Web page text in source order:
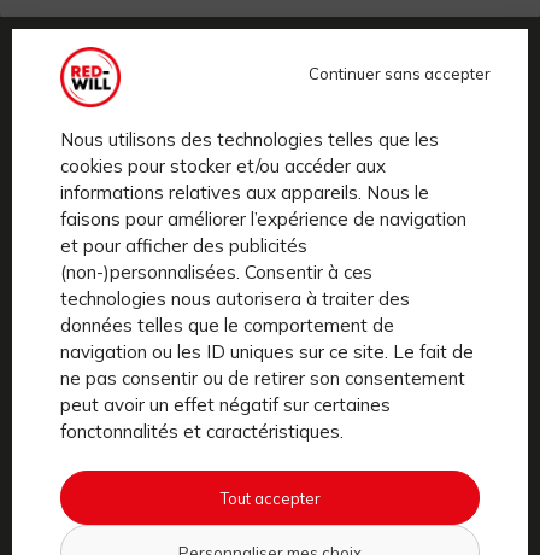
Nous utilisons des technologies telles que les
cookies pour stocker et/ou accéder aux
informations relatives aux appareils. Nous le
faisons pour améliorer l’expérience de navigation
et pour afficher des publicités
(non-)personnalisées. Consentir à ces
technologies nous autorisera à traiter des
données telles que le comportement de
navigation ou les ID uniques sur ce site. Le fait de
ne pas consentir ou de retirer son consentement
peut avoir un effet négatif sur certaines
fonctonnalités et caractéristiques.
Tout accepter
Continuer sans accepter
RED-WILL est un service premium de location de vélos
électriques en abonnement mensuel, sans engagement,
avec un package de services tout inclus, à Paris
mission, faciliter la pratique du vélo en ville en gommant
toutes les contraintes.
Aide et contact
Vélos électriques